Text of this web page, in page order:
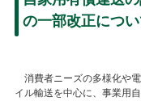
の一部改正につい
消費者ニーズの多様化や
イル輸送を中心に、事業用